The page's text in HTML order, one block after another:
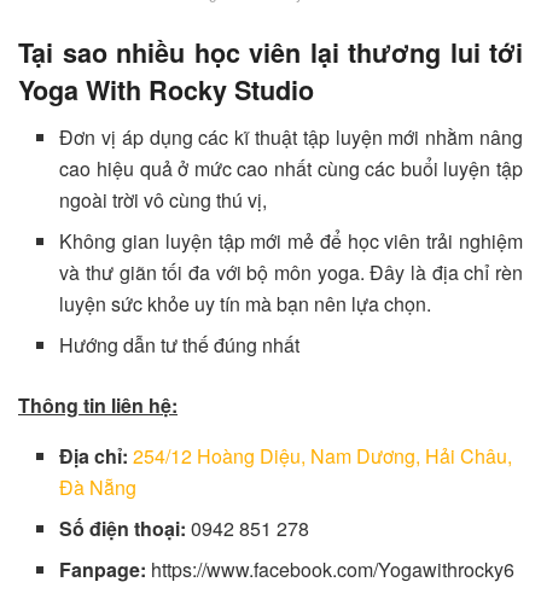
Tại sao nhiều học viên lại thương lui tới
Yoga With Rocky Studio
Đơn vị áp dụng các kĩ thuật tập luyện mới nhằm nâng
cao hiệu quả ở mức cao nhất cùng các buổi luyện tập
ngoài trời vô cùng thú vị,
Không gian luyện tập mới mẻ để học viên trải nghiệm
và thư giãn tối đa với bộ môn yoga. Đây là địa chỉ rèn
luyện sức khỏe uy tín mà bạn nên lựa chọn.
Hướng dẫn tư thế đúng nhất
Thông tin liên hệ:
Địa chỉ:254/12 Hoàng Diệu, Nam Dương, Hải Châu,
Đà Nẵng
Số điện thoại:0942 851 278
Fanpage: https://www.facebook.com/Yogawithrocky6